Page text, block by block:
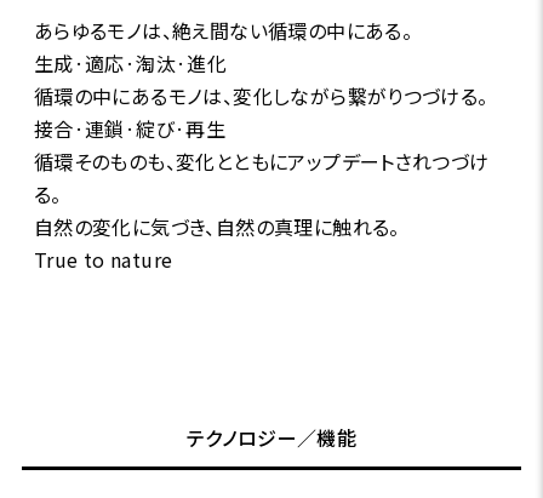
あらゆるモノは、絶え間ない循環の中にある。
生成·適応·淘汰·進化
循環の中にあるモノは、変化しながら繋がりつづける。
接合·連鎖·綻び·再生
循環そのものも、変化とともにアップデートされつづけ
る。
自然の変化に気づき、自然の真理に触れる。
True to nature
テクノロジー／機能